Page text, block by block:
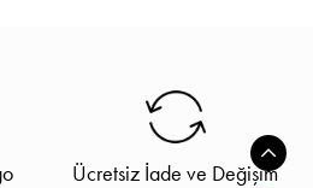
Ücretsiz İade ve Değişim